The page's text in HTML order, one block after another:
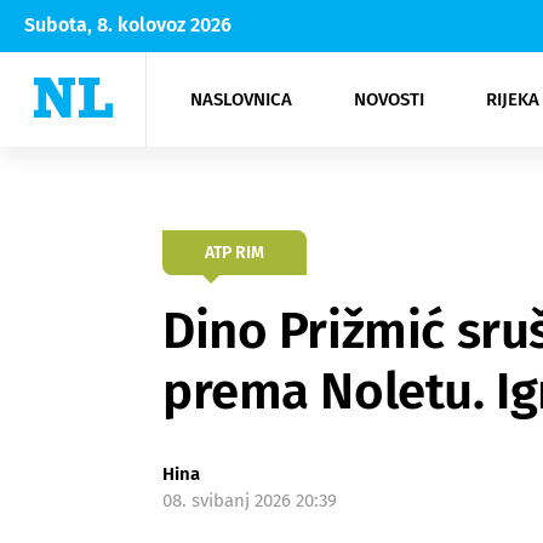
Subota, 8. kolovoz 2026
NASLOVNICA NOVOSTI
Rijeka Opatija
NK
Moda
Kultura
ATP RIM
Dino Prižmić
prema Noletu.
Hina
08. svibanj 2026 20:39